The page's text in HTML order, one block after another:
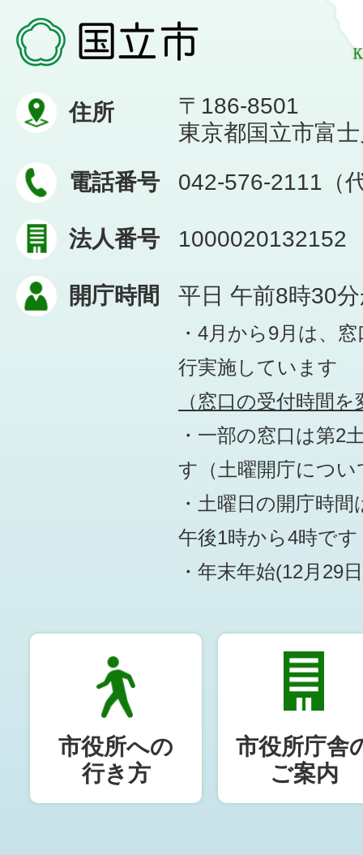
住所
〒186-8501
東京都国立市富
電話番号
042-576-2111（
法人番号 1000020132152
開庁時間 平日 午前8時30
・4月から9月は、
行実施しています
（窓口の受付時間
・一部の窓口は第2
す （土曜開庁につ
・土曜日の開庁時
午後1時から4時です
・年末年始(12月29
市役所への
行き方
市役所庁舎
ご案内